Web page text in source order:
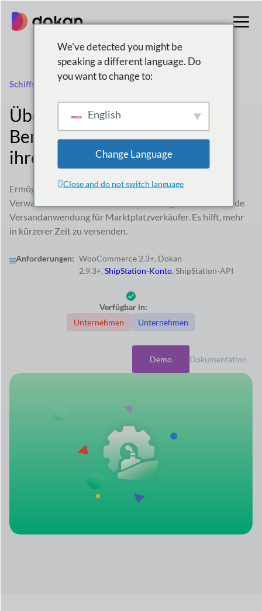
Inhalt
springen
Schiffstation
Überlassen Sie Ihren
Benutzern die Kontrolle über
ihren Versand
Ermöglicht Benutzern das problemlose Importieren,
Verwalten und Versenden von Bestellungen. Eine führende
Versandanwendung für Marktplatzverkäufer. Es hilft, mehr
in kürzerer Zeit zu versenden.
Anforderungen: WooCommerce 2.3+, Dokan
2.9.3+, ShipStation-Konto, ShipStation-API
Verfügbar in:
Unternehmen
Unternehmen
Demo Dokumentation
We've detected you might be
speaking a different language. Do
you want to change to:
English
Change Language
Close and do not switch language